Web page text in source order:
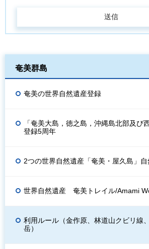
奄美群島
奄美の世界自然遺産登録
「奄美大島，徳之島，沖縄島北部及び
登録5周年
2つの世界自然遺産「奄美・屋久島」
世界自然遺産 奄美トレイル/Amami
利用ルール（金作原、林道山クビリ線
岳）